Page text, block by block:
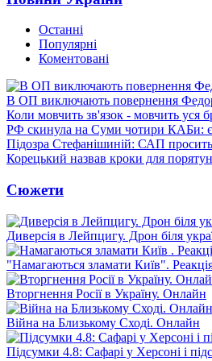
Останні
Популярні
Коментовані
В ОП виключають повернення
Коли мовчить зв'язок - мовчить уся
РФ скинула на Суми чотири КАБи: є
Підозра Стефанішиній: САП
Корецький назвав кроки для
Сюжети
Диверсія в Лейпцигу. Дрон біля
"Намагаються зламати Київ".
Вторгнення Росії в Україну. Онлайн
Війна на Близькому Сході. Онлайн
Підсумки 4.8: Сафарі у Херсоні і